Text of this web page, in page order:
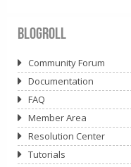
Blogroll
Community Forum
Documentation
FAQ
Member Area
Resolution Center
Tutorials